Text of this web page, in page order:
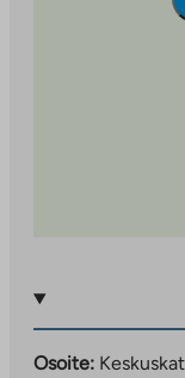
Osoite: